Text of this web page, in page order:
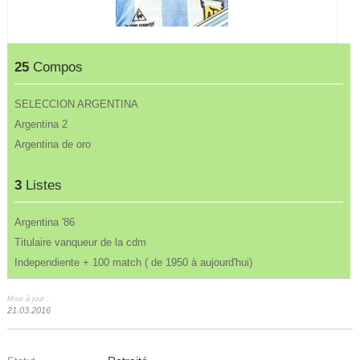
25 Compos
SELECCION ARGENTINA
Argentina 2
Argentina de oro
3 Listes
Argentina '86
Titulaire vanqueur de la cdm
Independiente + 100 match ( de 1950 à aujourd'hui)
Mise à jour :
21.03.2016